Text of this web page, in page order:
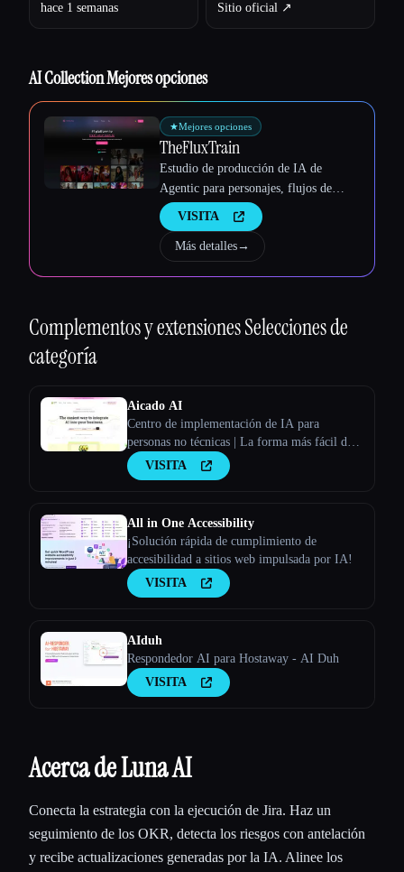
hace 1 semanas Sitio oficial ↗︎
AI Collection Mejores opciones
★Mejores opciones
TheFluxTrain
Estudio de producción de IA de
Agentic para personajes, flujos de
trabajo y vídeos coherentes
VISITA
Más detalles→
Complementos y extensionesSelecciones de
categoría
Aicado AI
Centro de implementación de IA para
personas no técnicas | La forma más fácil de
integrar la IA en tu negocio
VISITA
All in One Accessibility
¡Solución rápida de cumplimiento de
accesibilidad a sitios web impulsada por IA!
VISITA
AIduh
Respondedor AI para Hostaway - AI Duh
VISITA
Acerca de Luna AI
Conecta la estrategia con la ejecución de Jira. Haz un
seguimiento de los OKR, detecta los riesgos con antelación
y recibe actualizaciones generadas por la IA. Alinee los